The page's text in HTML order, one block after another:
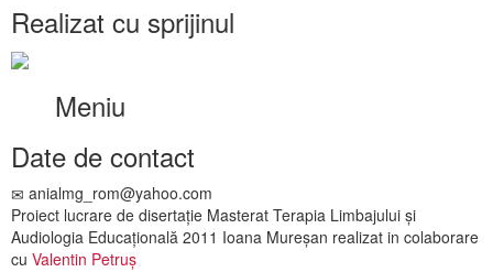
Realizat cu sprijinul
Meniu
Date de contact
anialmg_rom@yahoo.com
Proiect lucrare de disertație Masterat Terapia Limbajului și
Audiologia Educațională 2011 Ioana Mureșan realizat in colaborare
cu Valentin Petruș